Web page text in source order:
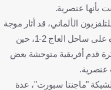
بأنها عنصرية.
الألماني، قد أثار موجة
غضب واسعة في بلاده عقب فوز منتخب بلاده على ساحل العاج 2-1، حين
قدم أفريقية متوحشة بعض
عنصرية.
"ماجنتا سبورت"، عدة